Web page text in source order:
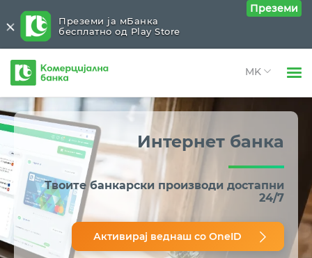
Open
Физички лица
Правни лица
Open
За нас
Open
Блог
Close submenu (Дигитални услуги)
Дигитални услуги
Интернет банка
Мобилна апликација мБанка
мТокен
Apple Pay плаќања
Комерцијална
банка
Интернет банка
Твоите банкарски производи достапни
24/7
Активирај веднаш со OneID
Преземи ја мБанка
бесплатно од Play Store
Преземи